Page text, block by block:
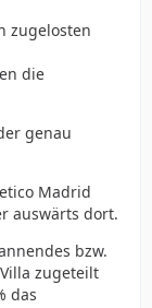
zugelosten
die
genau
Madrid
auswärts dort.
bzw.
zugeteilt
das